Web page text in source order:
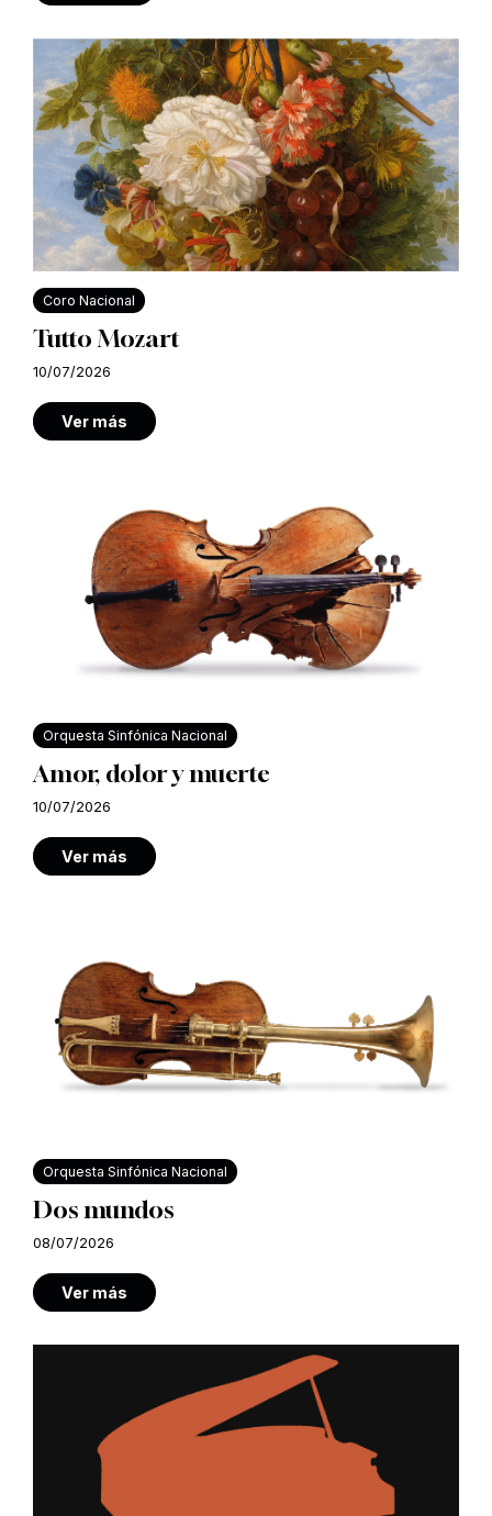
Coro Nacional
Tutto Mozart
10/07/2026
Ver más
Orquesta Sinfónica Nacional
Amor, dolor y muerte
10/07/2026
Ver más
Orquesta Sinfónica Nacional
Dos mundos
08/07/2026
Ver más